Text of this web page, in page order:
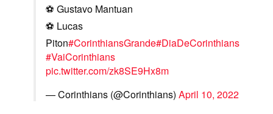
⚽ Gustavo Mantuan
⚽ Lucas
Piton#CorinthiansGrande#DiaDeCorinthians
#VaiCorinthians
pic.twitter.com/zk8SE9Hx8m
— Corinthians (@Corinthians) April 10, 2022